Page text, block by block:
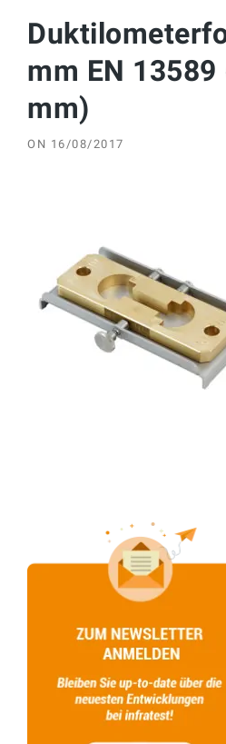
mm EN 13589
mm)
ON 16/08/2017